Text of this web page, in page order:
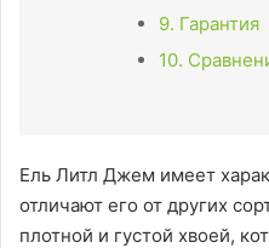
9. Гарантия
10.
Ель Литл Джем имеет
отличают его от других
плотной и густой хвоей,